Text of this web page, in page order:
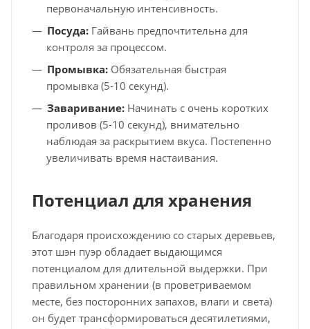
первоначальную интенсивность.
Посуда: Гайвань предпочтительна для
контроля за процессом.
Промывка: Обязательная быстрая
промывка (5-10 секунд).
Заваривание: Начинать с очень коротких
проливов (5-10 секунд), внимательно
наблюдая за раскрытием вкуса. Постепенно
увеличивать время настаивания.
Потенциал для хранения
Благодаря происхождению со старых деревьев,
этот шэн пуэр обладает выдающимся
потенциалом для длительной выдержки. При
правильном хранении (в проветриваемом
месте, без посторонних запахов, влаги и света)
он будет трансформироваться десятилетиями,